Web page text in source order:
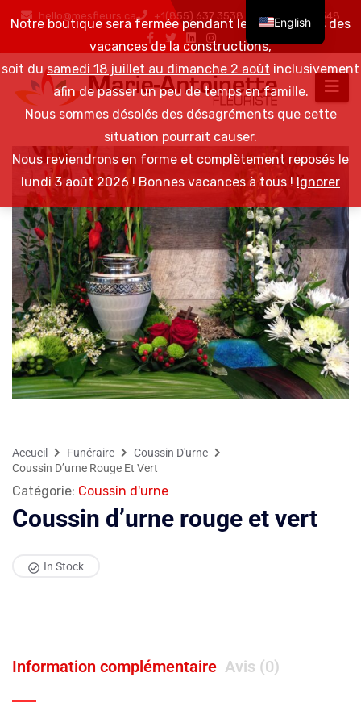
Notre boutique sera fermée pendant les 2 semaines des
vacances de la constructions,
soit dusamedi 18 juillet au dimanche 2 août inclusivement
afin de passer un peu de temps en famille.
Nous sommes désolés des désagréments que cette
situation pourrait causer.
Nous reviendrons en forme et complètement reposés le
lundi 3 août 2026 ! Bonnes vacances à tous ! Ignorer
hello@mesfleurs.ca +1(855) 637 3538 / +1(819) 376 6548
Accueil Funéraire
Coussin D'urne
Coussin D’urne Rouge Et Vert
Catégorie: Coussin d'urne
Coussin d’urne rouge et vert
In Stock
Information complémentaire Avis (0)
English